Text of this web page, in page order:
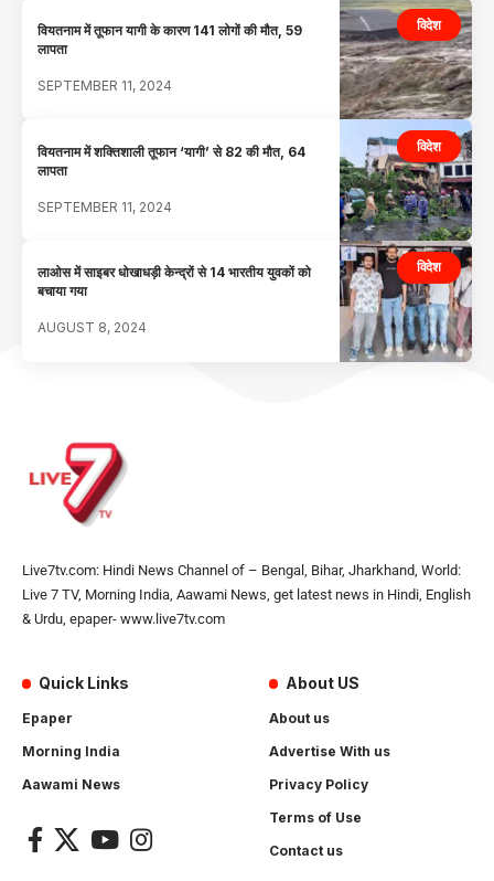
विदेश
वियतनाम में तूफान यागी के कारण 141 लोगों की मौत, 59
लापता
SEPTEMBER 11, 2024
विदेश
वियतनाम में शक्तिशाली तूफान ‘यागी’ से 82 की मौत, 64
लापता
SEPTEMBER 11, 2024
विदेश
लाओस में साइबर धोखाधड़ी केन्द्रों से 14 भारतीय युवकों को
बचाया गया
AUGUST 8, 2024
Live7tv.com: Hindi News Channel of – Bengal, Bihar, Jharkhand, World:
Live 7 TV, Morning India, Aawami News, get latest news in Hindi, English
& Urdu, epaper- www.live7tv.com
Quick Links
Epaper
Morning India
Aawami News
About US
About us
Advertise With us
Privacy Policy
Terms of Use
Contact us